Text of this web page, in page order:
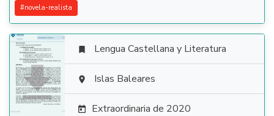
#novela-realista

 Lengua Castellana y Literatura
 Islas Baleares
 Extraordinaria de 2020